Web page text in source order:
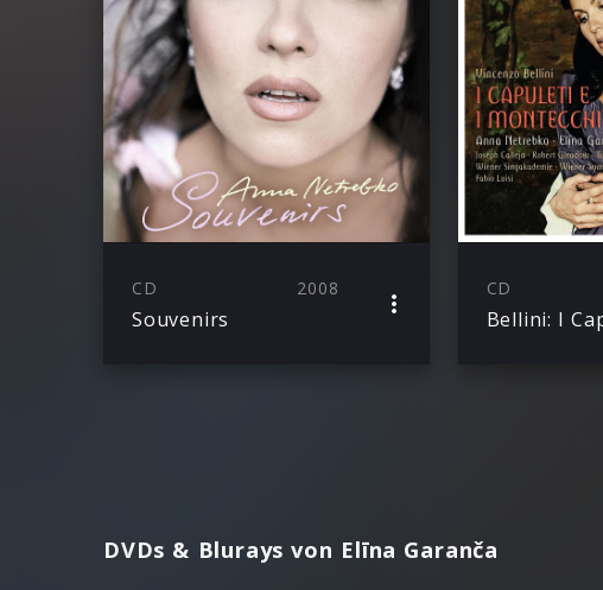
CD 2008
Souvenirs
CD
DVDs & Blurays von Elīna Garanča